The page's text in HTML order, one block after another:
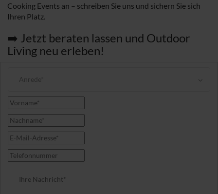
Cooking Events an – schreiben Sie uns und sichern Sie sich
Ihren Platz.
➡️ Jetzt beraten lassen und Outdoor
Living neu erleben!
Anrede*